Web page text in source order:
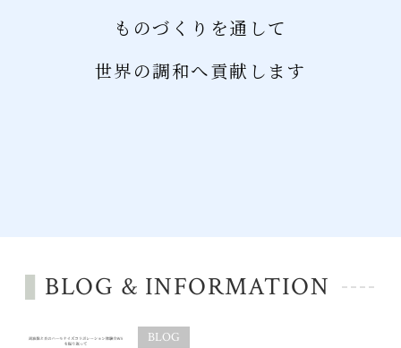
ものづくりを通して
世界の調和へ貢献します
BLOG & INFORMATION
BLOG